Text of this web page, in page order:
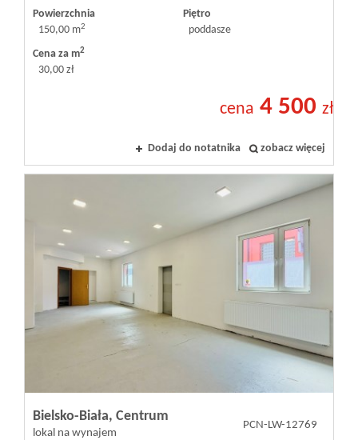
Powierzchnia
150,00 m2
Piętro
poddasze
Cena za m2
30,00 zł
cena 4 500 zł
Dodaj do notatnika zobacz więcej
Bielsko-Biała, Centrum
lokal na wynajem
PCN-LW-12769